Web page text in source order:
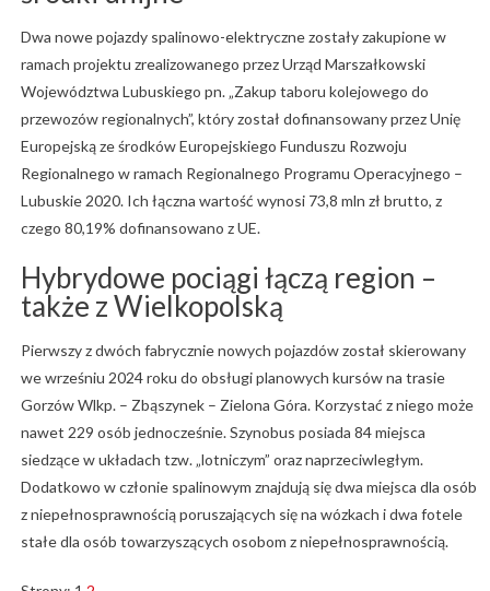
Dwa nowe pojazdy spalinowo-elektryczne zostały zakupione w
ramach projektu zrealizowanego przez Urząd Marszałkowski
Województwa Lubuskiego pn. „Zakup taboru kolejowego do
przewozów regionalnych”, który został dofinansowany przez Unię
Europejską ze środków Europejskiego Funduszu Rozwoju
Regionalnego w ramach Regionalnego Programu Operacyjnego –
Lubuskie 2020. Ich łączna wartość wynosi 73,8 mln zł brutto, z
czego 80,19% dofinansowano z UE.
Hybrydowe pociągi łączą region –
także z Wielkopolską
Pierwszy z dwóch fabrycznie nowych pojazdów został skierowany
we wrześniu 2024 roku do obsługi planowych kursów na trasie
Gorzów Wlkp. – Zbąszynek – Zielona Góra. Korzystać z niego może
nawet 229 osób jednocześnie. Szynobus posiada 84 miejsca
siedzące w układach tzw. „lotniczym” oraz naprzeciwległym.
Dodatkowo w członie spalinowym znajdują się dwa miejsca dla osób
z niepełnosprawnością poruszających się na wózkach i dwa fotele
stałe dla osób towarzyszących osobom z niepełnosprawnością.